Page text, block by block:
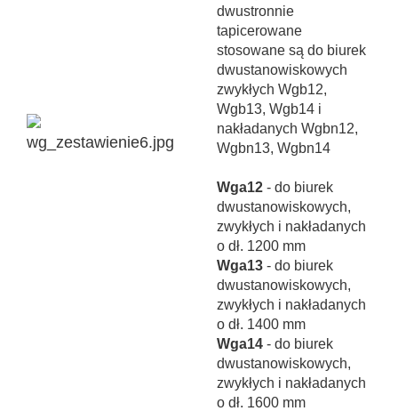
dwustronnie
tapicerowane
stosowane są do biurek
dwustanowiskowych
zwykłych Wgb12,
Wgb13, Wgb14 i
nakładanych Wgbn12,
Wgbn13, Wgbn14
Wga12 - do biurek
dwustanowiskowych,
zwykłych i nakładanych
o dł. 1200 mm
Wga13 - do biurek
dwustanowiskowych,
zwykłych i nakładanych
o dł. 1400 mm
Wga14 - do biurek
dwustanowiskowych,
zwykłych i nakładanych
o dł. 1600 mm